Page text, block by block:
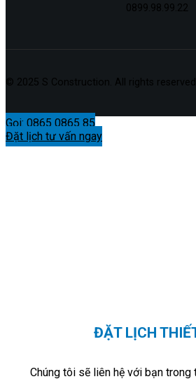
0899.98.99.22
© 2025 S Construction. All rights reserved.
Gọi: 0865 0865 85
Đặt lịch tư vấn ngay
ĐẶT LỊCH
Chúng tôi sẽ liên hệ với bạn